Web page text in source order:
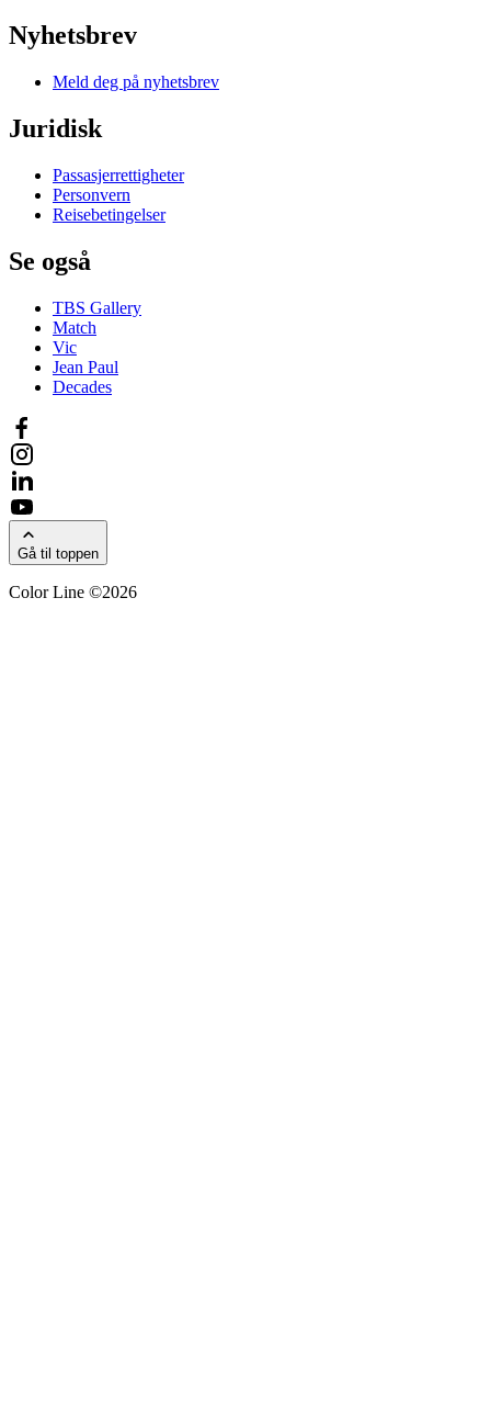
Nyhetsbrev
Meld deg på nyhetsbrev
Juridisk
Passasjerrettigheter
Personvern
Reisebetingelser
Se også
TBS Gallery
Match
Vic
Jean Paul
Decades
Gå til toppen
Color Line ©2026